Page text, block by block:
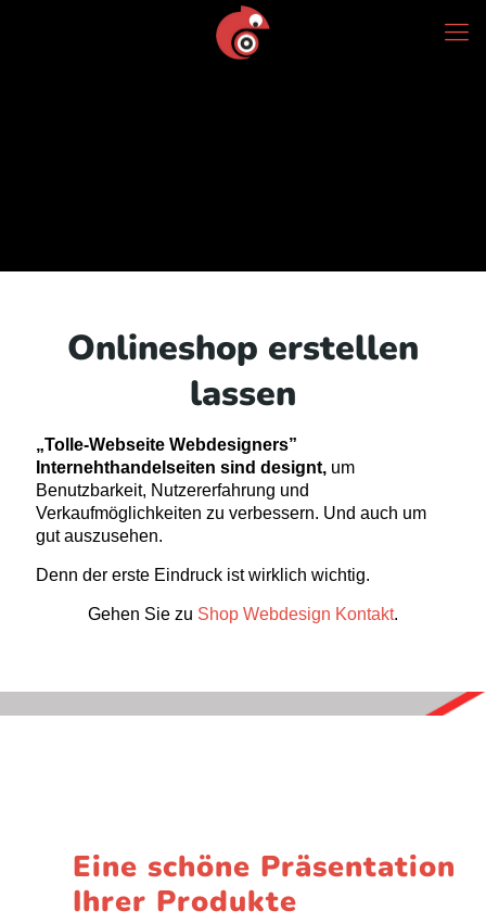
Onlineshop erstellen
lassen
„Tolle-Webseite Webdesigners”
Internehthandelseiten sind designt, um
Benutzbarkeit, Nutzererfahrung und
Verkaufmöglichkeiten zu verbessern. Und auch um
gut auszusehen.
Denn der erste Eindruck ist wirklich wichtig.
Gehen Sie zu Shop Webdesign Kontakt.
Eine schöne Präsentation
Ihrer Produkte